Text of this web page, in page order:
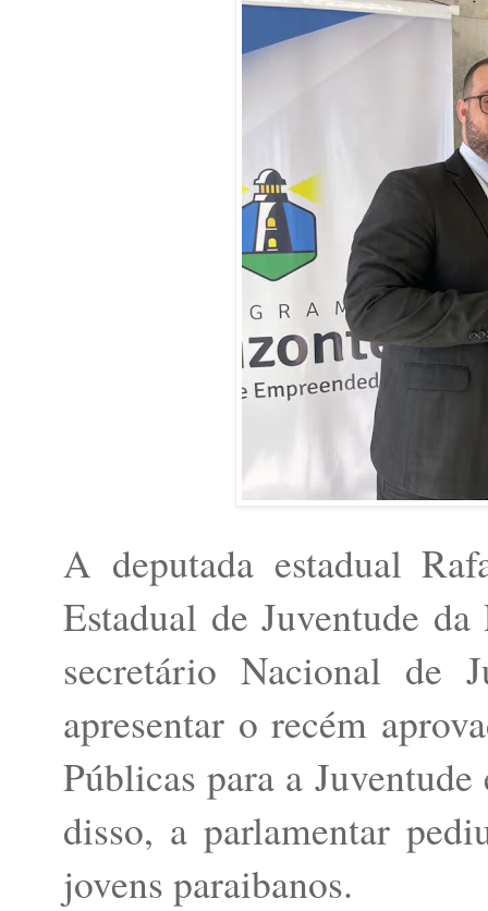
A deputada estadual
Estadual de Juventude
secretário Nacional de
apresentar o recém
Públicas para a
disso, a parlamentar
jovens paraibanos.